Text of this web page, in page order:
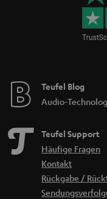
Teufel Blog
Audio-
Teufel Support
Häufige Fragen
Kontakt
Rückgabe /